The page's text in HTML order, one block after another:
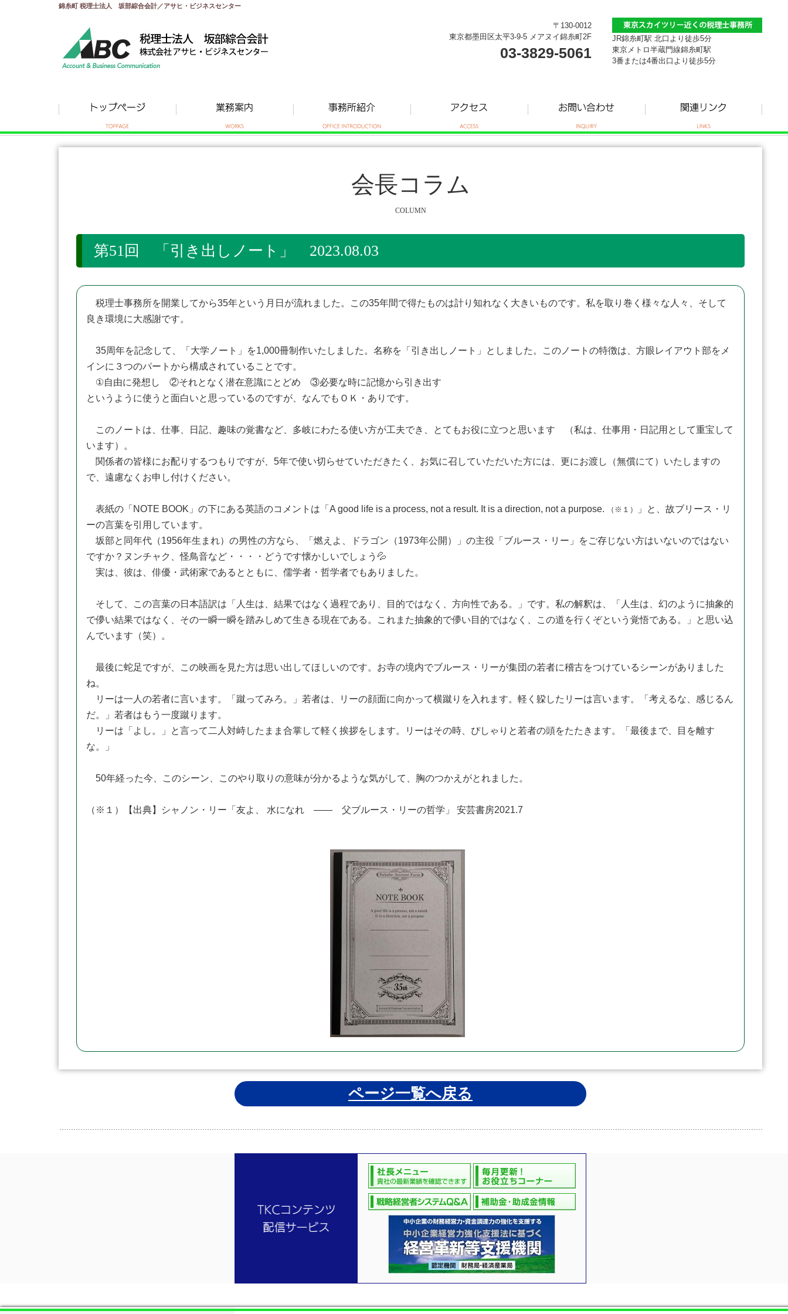
錦糸町 税理士法人 坂部綜合会計／アサヒ・ビジネスセンター
〒130-0012
東京都墨田区太平3-9-5 メアヌイ錦糸町2F
03-3829-5061
JR錦糸町駅 北口より徒歩5分
東京メトロ半蔵門線錦糸町駅
3番または4番出口より徒歩5分
会長コラム
COLUMN
第51回 「引き出しノート」 2023.08.03
税理士事務所を開業してから35年という月日が流れました。この35年間で得たものは計り知れなく大きいものです。私を取り巻く様々な人々、そして
良き環境に大感謝です。
35周年を記念して、「大学ノート」を1,000冊制作いたしました。名称を「引き出しノート」としました。このノートの特徴は、方眼レイアウト部をメ
インに３つのパートから構成されていることです。
①自由に発想し ②それとなく潜在意識にとどめ ③必要な時に記憶から引き出す
というように使うと面白いと思っているのですが、なんでもＯＫ・ありです。
このノートは、仕事、日記、趣味の覚書など、多岐にわたる使い方が工夫でき、とてもお役に立つと思います （私は、仕事用・日記用として重宝して
います）。
関係者の皆様にお配りするつもりですが、5年で使い切らせていただきたく、お気に召していただいた方には、更にお渡し（無償にて）いたしますの
で、遠慮なくお申し付けください。
表紙の「NOTE BOOK」の下にある英語のコメントは「A good life is a process, not a result. It is a direction, not a purpose. （※１）
」と、故ブリース・リ
ーの言葉を引用しています。
坂部と同年代（1956年生まれ）の男性の方なら、「燃えよ、ドラゴン（1973年公開）」の主役「ブルース・リー」をご存じない方はいないのではない
ですか？ヌンチャク、怪鳥音など・・・・どうです懐かしいでしょう💦
実は、彼は、俳優・武術家であるとともに、儒学者・哲学者でもありました。
そして、この言葉の日本語訳は「人生は、結果ではなく過程であり、目的ではなく、方向性である。」です。私の解釈は、「人生は、幻のように抽象的
で儚い結果ではなく、その一瞬一瞬を踏みしめて生きる現在である。これまた抽象的で儚い目的ではなく、この道を行くぞという覚悟である。」と思い込
んでいます（笑）。
最後に蛇足ですが、この映画を見た方は思い出してほしいのです。お寺の境内でブルース・リーが集団の若者に稽古をつけているシーンがありました
ね。
リーは一人の若者に言います。「蹴ってみろ。」若者は、リーの顔面に向かって横蹴りを入れます。軽く躱したリーは言います。「考えるな、感じるん
だ。」若者はもう一度蹴ります。
リーは「よし。」と言って二人対峙したまま合掌して軽く挨拶をします。リーはその時、ぴしゃりと若者の頭をたたきます。「最後まで、目を離す
な。」
50年経った今、このシーン、このやり取りの意味が分かるような気がして、胸のつかえがとれました。
（※１）【出典】シャノン・リー「友よ、 水になれ —— 父ブルース・リーの哲学」 安芸書房2021.7
ページ一覧へ戻る